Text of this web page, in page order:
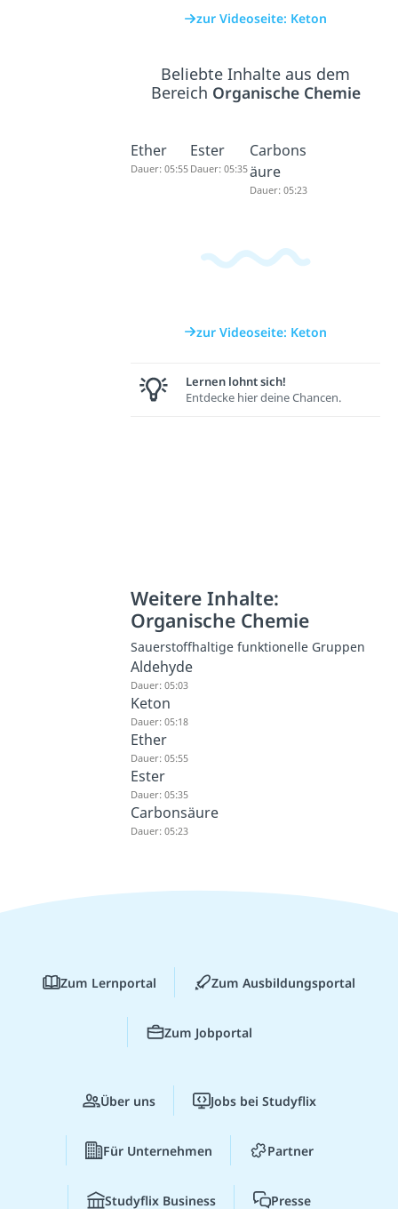
zur Videoseite: Keton
Beliebte Inhalte aus dem
Bereich Organische Chemie
Ether
Dauer: 05:55
Ester
Dauer: 05:35
Carbons
äure
Dauer: 05:23
zur Videoseite: Keton
Lernen lohnt sich!
Entdecke hier deine Chancen.
Weitere Inhalte:
Organische Chemie
Sauerstoffhaltige funktionelle Gruppen
Aldehyde
Dauer: 05:03
Keton
Dauer: 05:18
Ether
Dauer: 05:55
Ester
Dauer: 05:35
Carbonsäure
Dauer: 05:23
Zum Lernportal Zum Ausbildungsportal
Zum Jobportal
Über uns Jobs bei Studyflix
Für Unternehmen Partner
Studyflix Business Presse